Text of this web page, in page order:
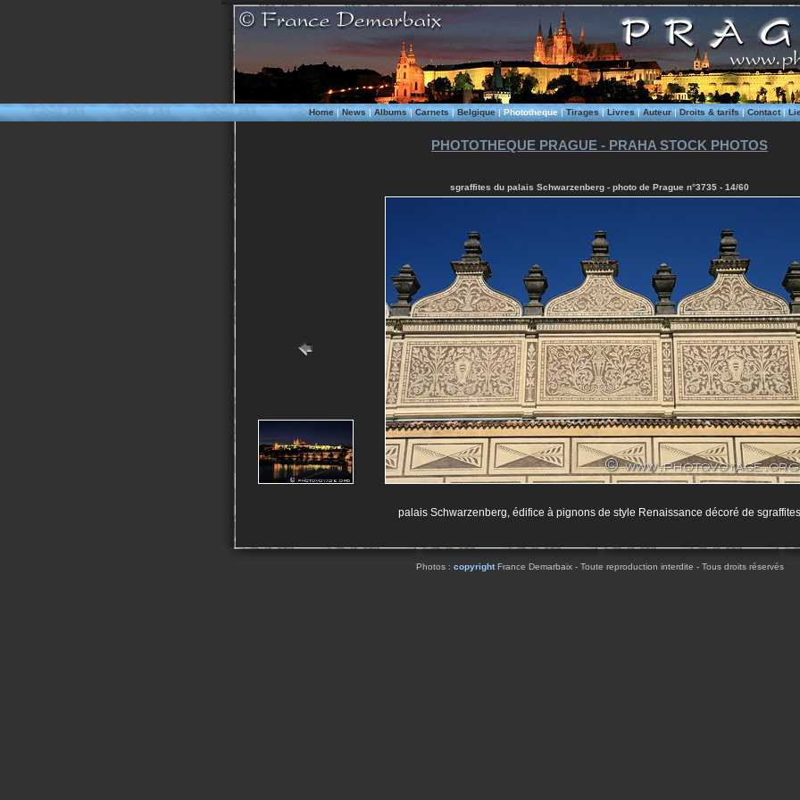
Home|News| Albums| Carnets|Belgique|Phototheque|Tirages|Livres|Auteur|Droits & tarifs|Contact|
PHOTOTHEQUE PRAGUE - PRAHA STOCK PHOTOS
sgraffites du palais Schwarzenberg - photo de Prague n°3735 - 14/60
palais Schwarzenberg, édifice à pignons de style Renaissance décoré de sgraffites
Photos : copyrightFrance Demarbaix - Toute reproduction interdite - Tous droits réservés